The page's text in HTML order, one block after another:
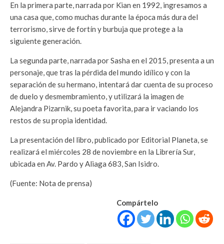
En la primera parte, narrada por Kian en 1992, ingresamos a
una casa que, como muchas durante la época más dura del
terrorismo, sirve de fortín y burbuja que protege a la
siguiente generación.
La segunda parte, narrada por Sasha en el 2015, presenta a un
personaje, que tras la pérdida del mundo idílico y con la
separación de su hermano, intentará dar cuenta de su proceso
de duelo y desmembramiento, y utilizará la imagen de
Alejandra Pizarnik, su poeta favorita, para ir vaciando los
restos de su propia identidad.
La presentación del libro, publicado por Editorial Planeta, se
realizará el miércoles 28 de noviembre en la Librería Sur,
ubicada en Av. Pardo y Aliaga 683, San Isidro.
(Fuente: Nota de prensa)
Compártelo